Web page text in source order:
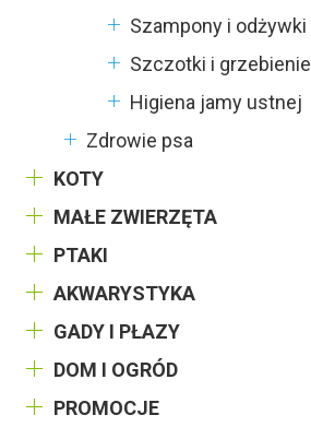
Szampony i odżywki
Szczotki i grzebienie
Higiena jamy ustnej
Zdrowie psa
KOTY
MAŁE ZWIERZĘTA
PTAKI
AKWARYSTYKA
GADY I PŁAZY
DOM I OGRÓD
PROMOCJE